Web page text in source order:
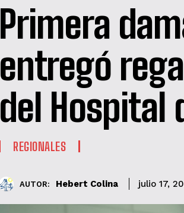
Primera
entregó
del Hospital
REGIONALES
AUTOR: Hebert Colina julio 17,